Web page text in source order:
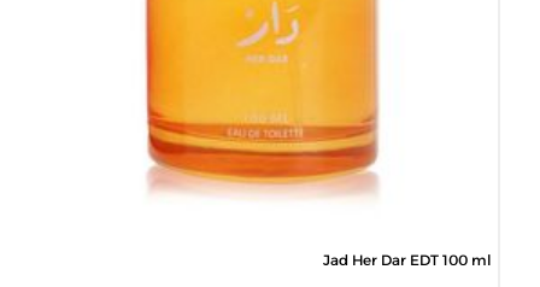
Jad Her Dar EDT 100 ml